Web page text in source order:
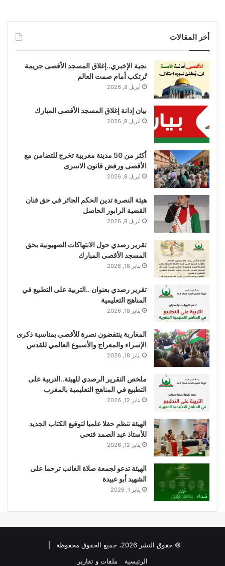
أخر المقالات
نجية الإخبري..إغلاق المسجد الأقصى جريمة
تُرتكب أمام صمت العالم
أبريل 8, 2026
بيان إدانة إغلاق المسجد الأقصى المبارك
أبريل 8, 2026
أكثر من 50 مدينة مغربية تخرج للتضامن مع
الأقصى ورفض قانون الاسرى
أبريل 8, 2026
هيئة النصرة تدين الحكم الجائر في حق فنان
القضية الرابور الحاصل
أبريل 8, 2026
تقرير رصدي حول الانتهاكات الصهيونية بحق
المسجد الأقصى المبارك
يناير 18, 2026
تقرير رصدي بعنوان ..التربية على التطبيع في
المناهج التعليمية
يناير 18, 2026
المغاربة ينتفضون نصرة للأقصى بمناسبة ذكرى
الإسراء والمعراج والأسبوع العالمي للقدس
يناير 18, 2026
ملخص التقرير الرصدي للهيئة..التربية على
التطبيع في المناهج التعليمية بالمغرب
يناير 12, 2026
الهيئة تنظم حفلا علميا لتوقيع الكتاب الجديد
للأستاذ عبد الصمد فتحي
يناير 12, 2026
الهيئة تدعو لجمعة صلاة الغائب ترحما على
الشهيد أبو عبيدة
يناير 1, 2026
© حقوق النشر 2026، جميع الحقوق محفوظة |
الرئيسية
ملفات و تقارير